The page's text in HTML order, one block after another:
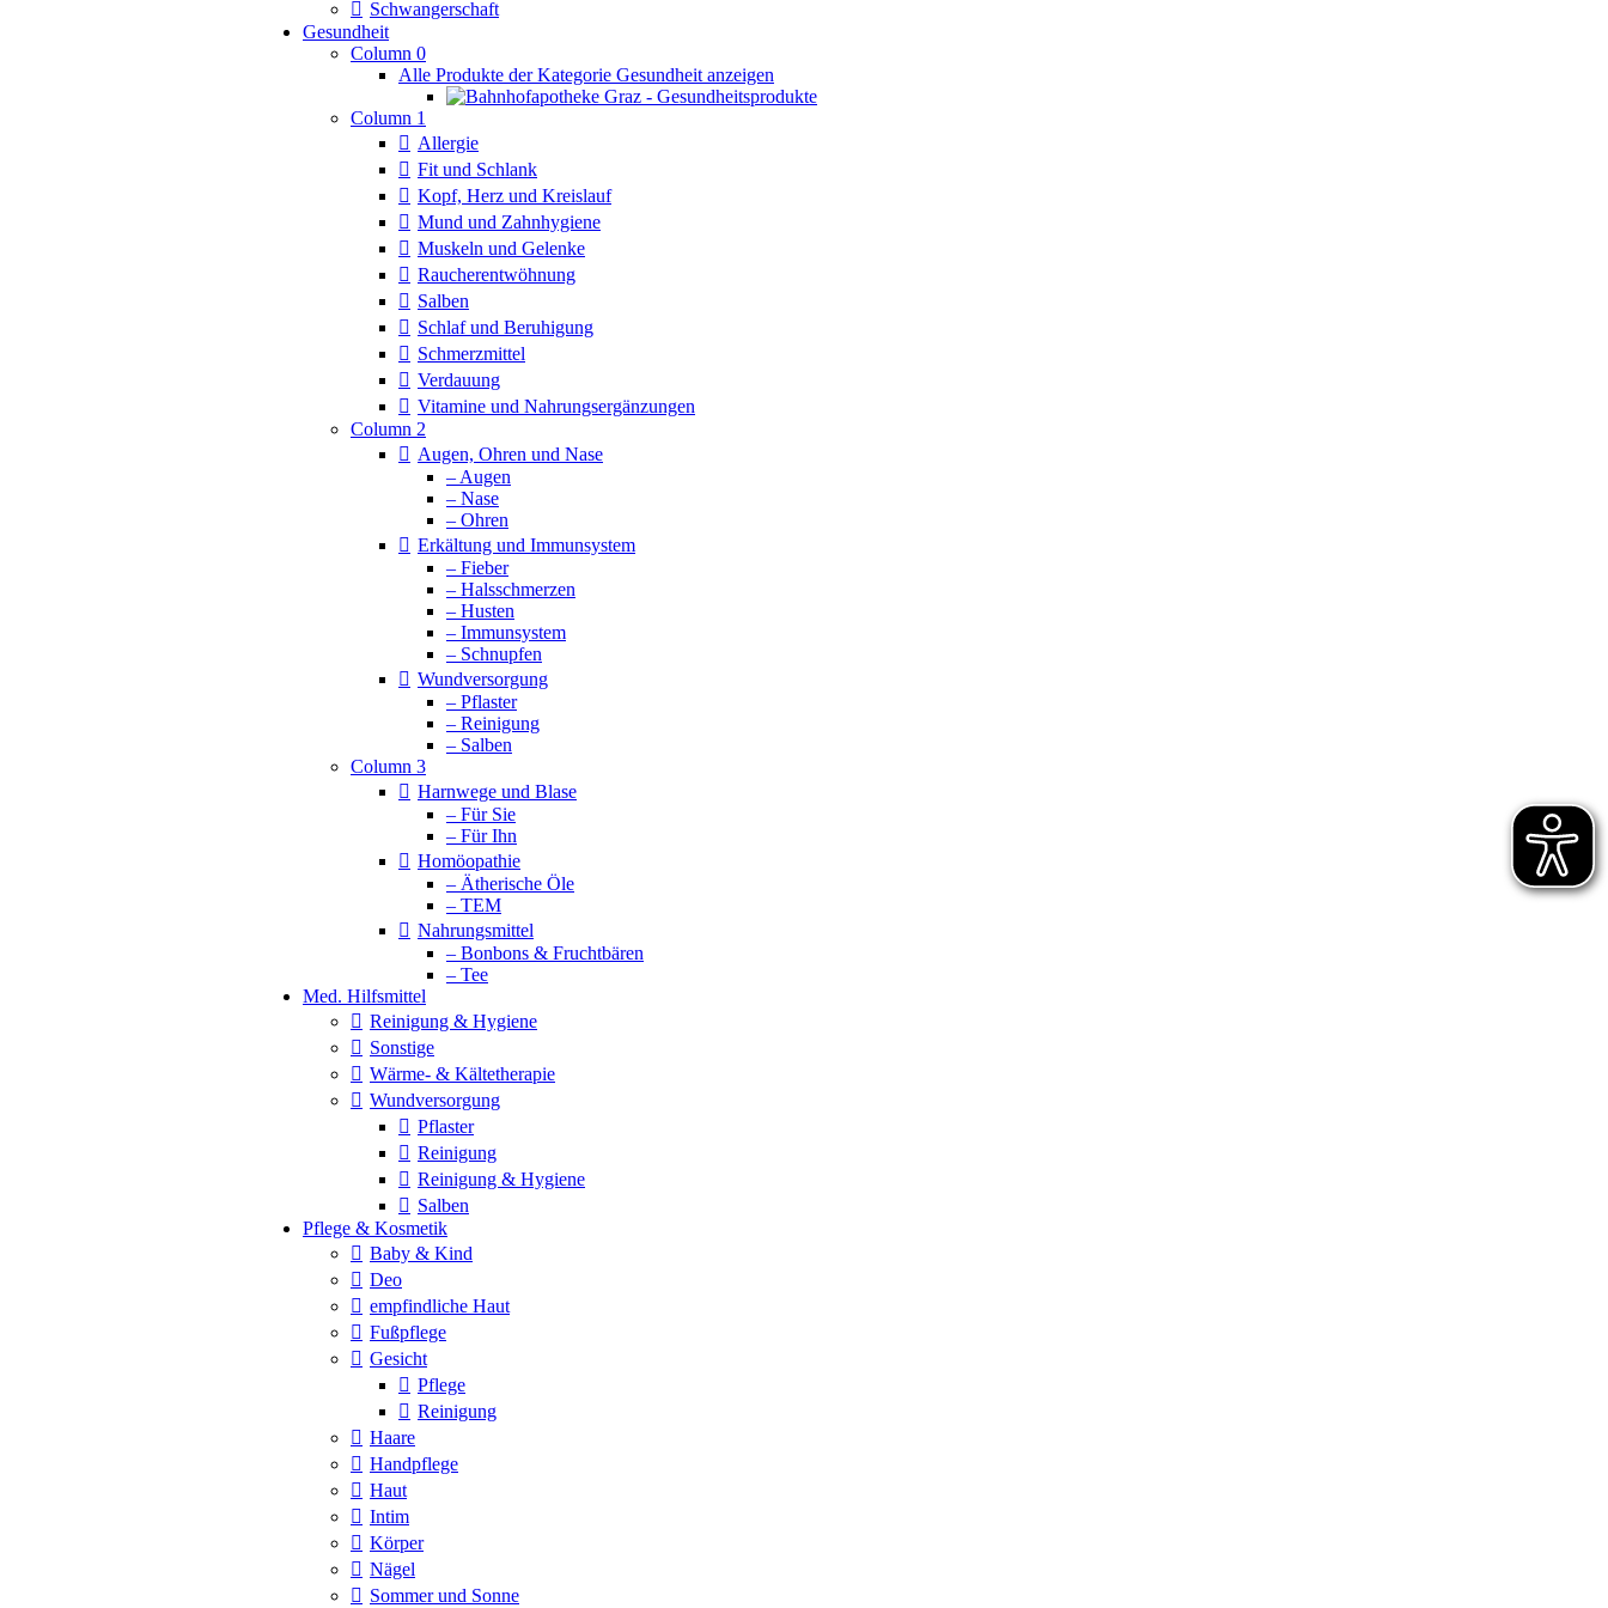
Schwangerschaft
Gesundheit
Column 0
Alle Produkte der Kategorie Gesundheit anzeigen
Column 1
Allergie
Fit und Schlank
Kopf, Herz und Kreislauf
Mund und Zahnhygiene
Muskeln und Gelenke
Raucherentwöhnung
Salben
Schlaf und Beruhigung
Schmerzmittel
Verdauung
Vitamine und Nahrungsergänzungen
Column 2
Augen, Ohren und Nase
– Augen
– Nase
– Ohren
Erkältung und Immunsystem
– Fieber
– Halsschmerzen
– Husten
– Immunsystem
– Schnupfen
Wundversorgung
– Pflaster
– Reinigung
– Salben
Column 3
Harnwege und Blase
– Für Sie
– Für Ihn
Homöopathie
– Ätherische Öle
– TEM
Nahrungsmittel
– Bonbons & Fruchtbären
– Tee
Med. Hilfsmittel
Reinigung & Hygiene
Sonstige
Wärme- & Kältetherapie
Wundversorgung
Pflaster
Reinigung
Reinigung & Hygiene
Salben
Pflege & Kosmetik
Baby & Kind
Deo
empfindliche Haut
Fußpflege
Gesicht
Pflege
Reinigung
Haare
Handpflege
Haut
Intim
Körper
Nägel
Sommer und Sonne